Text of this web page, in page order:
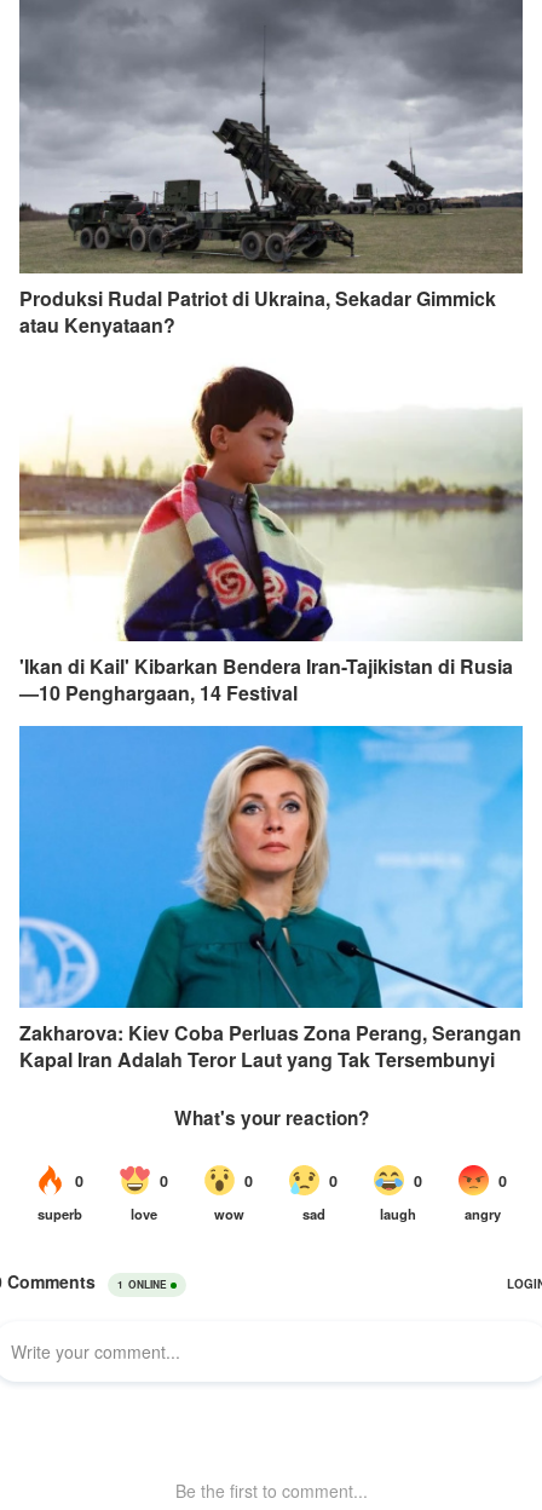
Produksi Rudal Patriot di Ukraina, Sekadar Gimmick
atau Kenyataan?
'Ikan di Kail' Kibarkan Bendera Iran-Tajikistan di Rusia
—10 Penghargaan, 14 Festival
Zakharova: Kiev Coba Perluas Zona Perang, Serangan
Kapal Iran Adalah Teror Laut yang Tak Tersembunyi